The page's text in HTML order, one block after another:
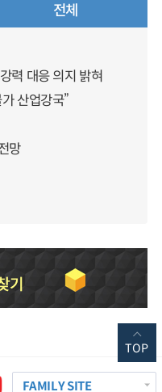
전체
력 대응 의지 밝혀
산업강국”
망
FAMILY SITE
TOP